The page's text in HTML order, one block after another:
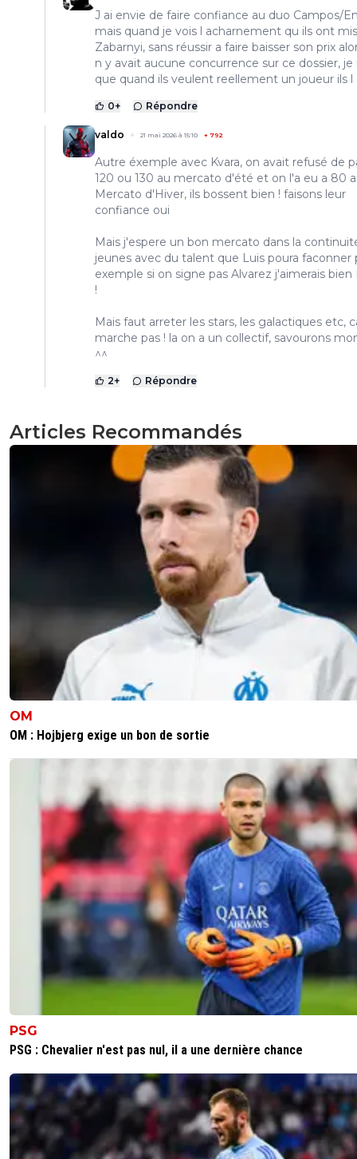
J ai envie de faire confiance au duo Campos/
mais quand je vois l acharnement qu ils ont
Zabarnyi, sans réussir a faire baisser son prix
n y avait aucune concurrence sur ce dossier, je
que quand ils veulent reellement un joueur ils l
0+ Répondre
valdo 21 mai 2026 à 15:10 + 792
Autre éxemple avec Kvara, on avait refusé de
120 ou 130 au mercato d'été et on l'a eu a 80
Mercato d'Hiver, ils bossent bien ! faisons leur
confiance oui
Mais j'espere un bon mercato dans la
jeunes avec du talent que Luis poura faconner
exemple si on signe pas Alvarez j'aimerais bien
!
Mais faut arreter les stars, les galactiques etc,
marche pas ! la on a un collectif, savourons
^^
2+ Répondre
Articles Recommandés
OM
OM : Hojbjerg exige un bon de sortie
PSG
PSG : Chevalier n'est pas nul, il a une dernière chance